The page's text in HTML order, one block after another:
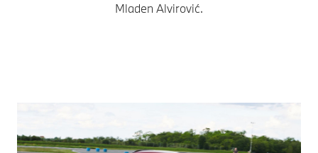
Mladen Alvirović.